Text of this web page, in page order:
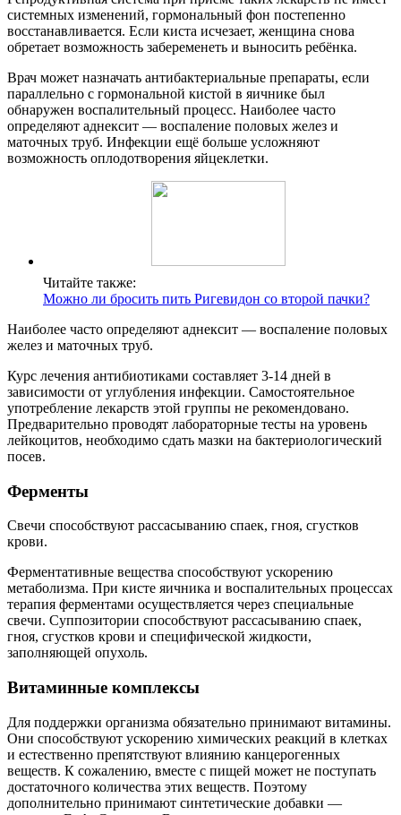
системных изменений, гормональный фон постепенно
восстанавливается. Если киста исчезает, женщина снова
обретает возможность забеременеть и выносить ребёнка.
Врач может назначать антибактериальные препараты, если
параллельно с гормональной кистой в яичнике был
обнаружен воспалительный процесс. Наиболее часто
определяют аднексит — воспаление половых желез и
маточных труб. Инфекции ещё больше усложняют
возможность оплодотворения яйцеклетки.
Читайте также:
Можно ли бросить пить Ригевидон со второй пачки?
Наиболее часто определяют аднексит — воспаление половых
желез и маточных труб.
Курс лечения антибиотиками составляет 3-14 дней в
зависимости от углубления инфекции. Самостоятельное
употребление лекарств этой группы не рекомендовано.
Предварительно проводят лабораторные тесты на уровень
лейкоцитов, необходимо сдать мазки на бактериологический
посев.
Ферменты
Свечи способствуют рассасыванию спаек, гноя, сгустков
крови.
Ферментативные вещества способствуют ускорению
метаболизма. При кисте яичника и воспалительных процессах
терапия ферментами осуществляется через специальные
свечи. Суппозитории способствуют рассасыванию спаек,
гноя, сгустков крови и специфической жидкости,
заполняющей опухоль.
Витаминные комплексы
Для поддержки организма обязательно принимают витамины.
Они способствуют ускорению химических реакций в клетках
и естественно препятствуют влиянию канцерогенных
веществ. К сожалению, вместе с пищей может не поступать
достаточного количества этих веществ. Поэтому
дополнительно принимают синтетические добавки —